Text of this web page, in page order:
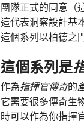
團隊正式的同意（
這代表洞察設計基
這個系列以柏德之
這個系列是
作為指揮官傳奇的
它需要很多傳奇生
時可以作為你指揮